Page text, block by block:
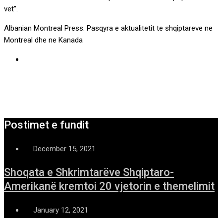
vet".
Albanian Montreal Press. Pasqyra e aktualitetit te shqiptareve ne
Montreal dhe ne Kanada
Postimet e fundit
December 15, 2021
Shoqata e Shkrimtarëve Shqiptaro-
Amerikanë kremtoi 20 vjetorin e themelimit
January 12, 2021